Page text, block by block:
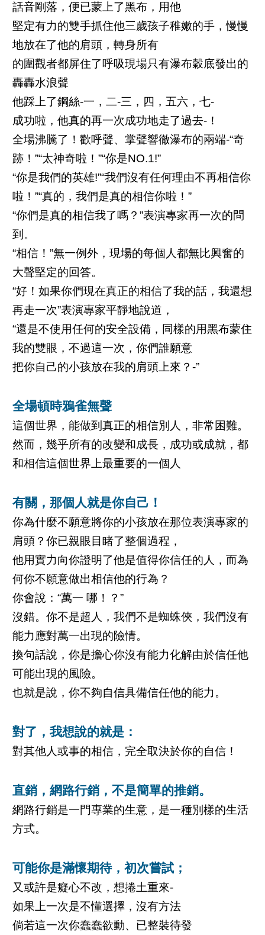
話音剛落，便已蒙上了黑布，用他
堅定有力的雙手抓住他三歲孩子稚嫩的手，慢慢
地放在了他的肩頭，轉身所有
的圍觀者都屏住了呼吸現場只有瀑布穀底發出的
轟轟水浪聲
他踩上了鋼絲-一，二-三，四，五六，七-
成功啦，他真的再一次成功地走了過去-！
全場沸騰了！歡呼聲、掌聲響徹瀑布的兩端-“奇
跡！”“太神奇啦！”“你是NO.1!”
“你是我們的英雄!”“我們沒有任何理由不再相信你
啦！”“真的，我們是真的相信你啦！”
“你們是真的相信我了嗎？”表演專家再一次的問
到。
“相信！”無一例外，現場的每個人都無比興奮的
大聲堅定的回答。
“好！如果你們現在真正的相信了我的話，我還想
再走一次”表演專家平靜地說道，
“還是不使用任何的安全設備，同樣的用黑布蒙住
我的雙眼，不過這一次，你們誰願意
把你自己的小孩放在我的肩頭上來？-”
全場頓時鴉雀無聲
這個世界，能做到真正的相信別人，非常困難。
然而，幾乎所有的改變和成長，成功或成就，都
和相信這個世界上最重要的一個人
有關，那個人就是你自己！
你為什麼不願意將你的小孩放在那位表演專家的
肩頭？你已親眼目睹了整個過程，
他用實力向你證明了他是值得你信任的人，而為
何你不願意做出相信他的行為？
你會說：“萬一 哪！？”
沒錯。你不是超人，我們不是蜘蛛俠，我們沒有
能力應對萬一出現的險情。
換句話說，你是擔心你沒有能力化解由於信任他
可能出現的風險。
也就是說，你不夠自信具備信任他的能力。
對了，我想說的就是：
對其他人或事的相信，完全取決於你的自信！
直銷，網路行銷，不是簡單的推銷。
網路行銷是一門專業的生意，是一種別樣的生活
方式。
可能你是滿懷期待，初次嘗試；
又或許是癡心不改，想捲土重來-
如果上一次是不懂選擇，沒有方法
倘若這一次你蠢蠢欲動、已整裝待發